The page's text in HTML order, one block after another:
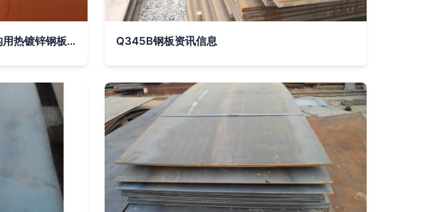
【q345b耐腐蚀镀锌钢板 邯钢结构用热镀锌钢板 上海现货供应】上海上 Q345B钢板资讯信息